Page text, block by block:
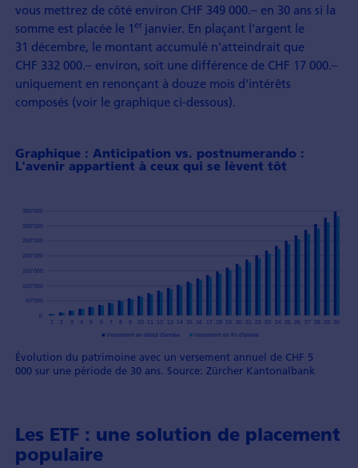
vous mettrez de côté environ CHF 349 000.– en 30 ans si la
somme est placée le 1er janvier. En plaçant l'argent le
31 décembre, le montant accumulé n'atteindrait que
CHF 332 000.– environ, soit une différence de CHF 17 000.–
uniquement en renonçant à douze mois d'intérêts
composés (voir le graphique ci-dessous).
Graphique : Anticipation vs. postnumerando :
L'avenir appartient à ceux qui se lèvent tôt
Évolution du patrimoine avec un versement annuel de CHF 5
000 sur une période de 30 ans. Source: Zürcher Kantonalbank
Les ETF : une solution de placement
populaire